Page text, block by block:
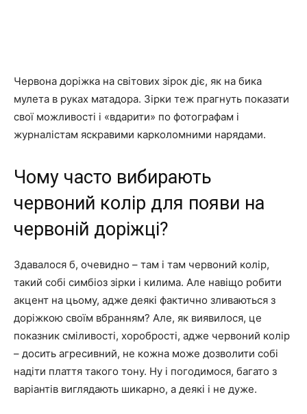
Червона доріжка на світових зірок діє, як на бика
мулета в руках матадора. Зірки теж прагнуть показати
свої можливості і «вдарити» по фотографам і
журналістам яскравими карколомними нарядами.
Чому часто вибирають
червоний колір для появи на
червоній доріжці?
Здавалося б, очевидно – там і там червоний колір,
такий собі симбіоз зірки і килима. Але навіщо робити
акцент на цьому, адже деякі фактично зливаються з
доріжкою своїм вбранням? Але, як виявилося, це
показник сміливості, хоробрості, адже червоний колір
– досить агресивний, не кожна може дозволити собі
надіти плаття такого тону. Ну і погодимося, багато з
варіантів виглядають шикарно, а деякі і не дуже.